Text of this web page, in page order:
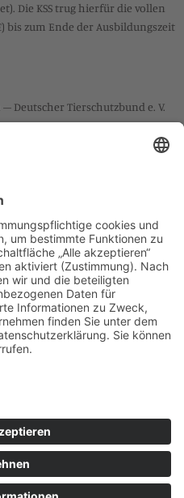
Die KSS trug hierfür die vollen
bis zum Ende der Ausbildungszeit
Deutscher Tierschutzbund e. V.